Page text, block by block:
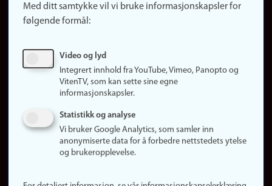
Finn studier
Ledige stillinger
Om nettstedet
Informasjonskapsler
Med ditt samtykke vil vi bruke informasjonskapsler for
følgende formål:
Video og lyd
Integrert innhold fra YouTube, Vimeo, Panopto og
VitenTV, som kan sette sine egne
informasjonskapsler.
Statistikk og analyse
Vi bruker Google Analytics, som samler inn
anonymiserte data for å forbedre nettstedets ytelse
og brukeropplevelse.